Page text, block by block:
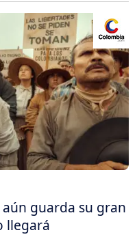
guarda su gran
llegará